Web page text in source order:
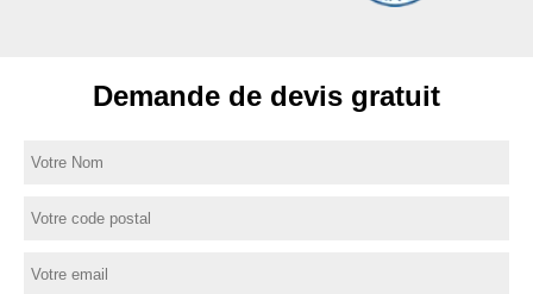
Demande de devis gratuit